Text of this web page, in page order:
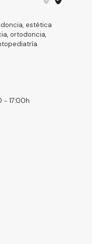
estética
ortodoncia,
- 17:00h